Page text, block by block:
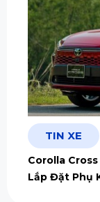
TIN XE
Corolla
Lắp Đặt Phụ